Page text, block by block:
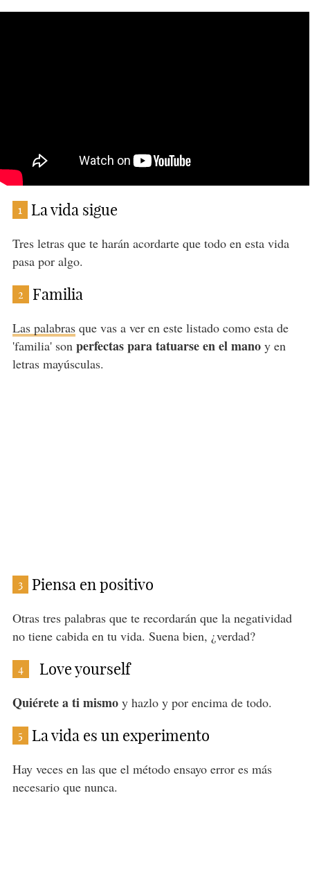
1 La vida sigue
Tres letras que te harán acordarte que todo en esta vida
pasa por algo.
2 Familia
Las palabrasque vas a ver en este listado como esta de
'familia' son perfectas para tatuarse en el manoy en
letras mayúsculas.
3 Piensa en positivo
Otras tres palabras que te recordarán que la negatividad
no tiene cabida en tu vida. Suena bien, ¿verdad?
4 Love yourself
Quiérete a ti mismoy hazlo y por encima de todo.
5 La vida es un experimento
Hay veces en las que el método ensayo error es más
necesario que nunca.